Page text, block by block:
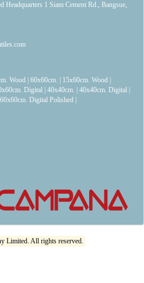
Headquarters 1 Siam Cement Rd., Bangsue,
Wood 60x60cm. 15x60cm. Wood
Digital 40x40cm. 40x40cm. Digital
60x60cm. Digital Polished
Limited. All rights reserved.